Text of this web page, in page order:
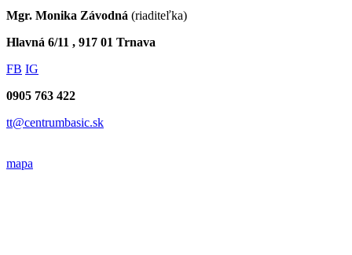
Mgr. Monika Závodná (riaditeľka)
Hlavná 6/11 , 917 01 Trnava
FB IG
0905 763 422
tt@centrumbasic.sk
mapa